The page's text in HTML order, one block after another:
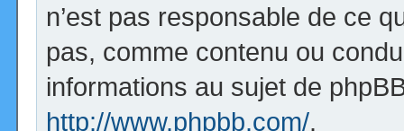
n’est pas responsable de ce
pas, comme contenu ou
informations au sujet de
http://www.phpbb.com/.